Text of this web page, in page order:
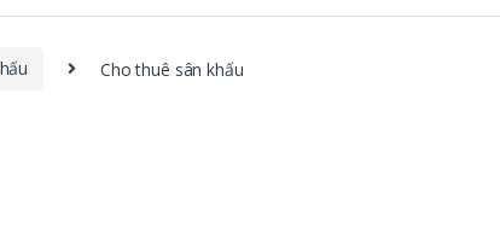
Cho thuê sân khấu